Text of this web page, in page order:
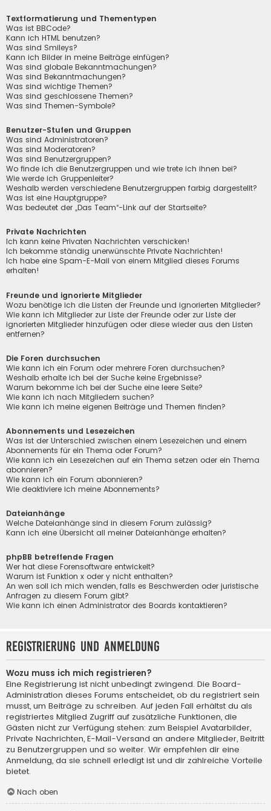
Textformatierung und Thementypen
Was ist BBCode?
Kann ich HTML benutzen?
Was sind Smileys?
Kann ich Bilder in meine Beiträge einfügen?
Was sind globale Bekanntmachungen?
Was sind Bekanntmachungen?
Was sind wichtige Themen?
Was sind geschlossene Themen?
Was sind Themen-Symbole?
Benutzer-Stufen und Gruppen
Was sind Administratoren?
Was sind Moderatoren?
Was sind Benutzergruppen?
Wo finde ich die Benutzergruppen und wie trete ich ihnen bei?
Wie werde ich Gruppenleiter?
Weshalb werden verschiedene Benutzergruppen farbig dargestellt?
Was ist eine Hauptgruppe?
Was bedeutet der „Das Team“-Link auf der Startseite?
Private Nachrichten
Ich kann keine Privaten Nachrichten verschicken!
Ich bekomme ständig unerwünschte Private Nachrichten!
Ich habe eine Spam-E-Mail von einem Mitglied dieses Forums
erhalten!
Freunde und ignorierte Mitglieder
Wozu benötige ich die Listen der Freunde und ignorierten Mitglieder?
Wie kann ich Mitglieder zur Liste der Freunde oder zur Liste der
ignorierten Mitglieder hinzufügen oder diese wieder aus den Listen
entfernen?
Die Foren durchsuchen
Wie kann ich ein Forum oder mehrere Foren durchsuchen?
Weshalb erhalte ich bei der Suche keine Ergebnisse?
Warum bekomme ich bei der Suche eine leere Seite?
Wie kann ich nach Mitgliedern suchen?
Wie kann ich meine eigenen Beiträge und Themen finden?
Abonnements und Lesezeichen
Was ist der Unterschied zwischen einem Lesezeichen und einem
Abonnements für ein Thema oder Forum?
Wie kann ich ein Lesezeichen auf ein Thema setzen oder ein Thema
abonnieren?
Wie kann ich ein Forum abonnieren?
Wie deaktiviere ich meine Abonnements?
Dateianhänge
Welche Dateianhänge sind in diesem Forum zulässig?
Kann ich eine Übersicht all meiner Dateianhänge erhalten?
phpBB betreffende Fragen
Wer hat diese Forensoftware entwickelt?
Warum ist Funktion x oder y nicht enthalten?
An wen soll ich mich wenden, falls es Beschwerden oder juristische
Anfragen zu diesem Forum gibt?
Wie kann ich einen Administrator des Boards kontaktieren?
Registrierung und Anmeldung
Wozu muss ich mich registrieren?
Eine Registrierung ist nicht unbedingt zwingend. Die Board-
Administration dieses Forums entscheidet, ob du registriert sein
musst, um Beiträge zu schreiben. Auf jeden Fall erhältst du als
registriertes Mitglied Zugriff auf zusätzliche Funktionen, die
Gästen nicht zur Verfügung stehen: zum Beispiel Avatarbilder,
Private Nachrichten, E-Mail-Versand an andere Mitglieder, Beitritt
zu Benutzergruppen und so weiter. Wir empfehlen dir eine
Anmeldung, da sie schnell erledigt ist und dir zahlreiche Vorteile
bietet.
Nach oben